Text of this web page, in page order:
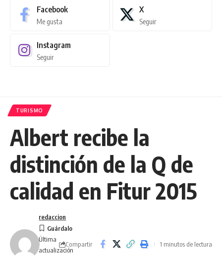
Facebook
Me gusta
X
Seguir
Instagram
Seguir
TURISMO
Albert recibe la
distinción de la Q de
calidad en Fitur 2015
Última
actualización
redaccion
Compartir 1 minutos de lectura